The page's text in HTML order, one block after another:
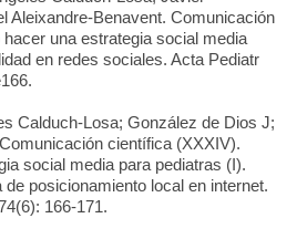
Aleixandre-Benavent. Comunicación
una estrategia social media
en redes sociales. Acta Pediatr
Calduch-Losa; González de Dios J;
científica (XXXIV).
social media para pediatras (I).
de posicionamiento local en internet.
166-171.